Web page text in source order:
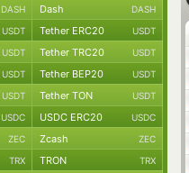
DASH Dash DASH
USDT Tether ERC20 USDT
USDT Tether TRC20 USDT
USDT Tether BEP20 USDT
USDT Tether TON USDT
USDC USDC ERC20 USDC
ZEC Zcash ZEC
TRX TRON TRX